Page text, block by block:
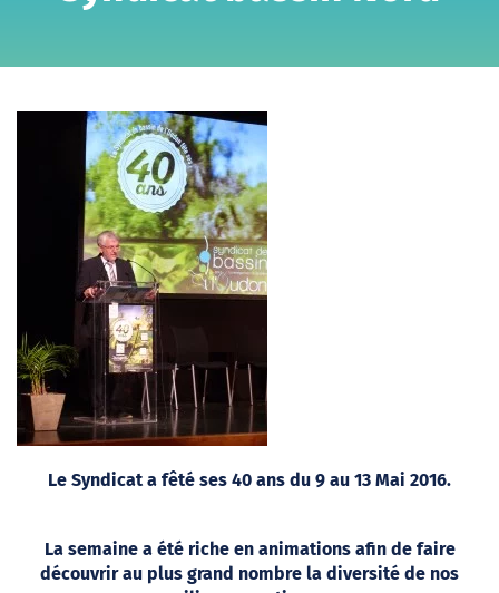
Le Syndicat a fêté ses 40 ans du 9 au 13 Mai 2016.
La semaine a été riche en animations afin de faire
découvrir au plus grand nombre la diversité de nos